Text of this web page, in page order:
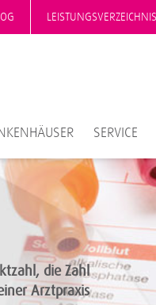
LEISTUNGSVERZEICHNIS
SERVICE
die Zahl
Arztpraxis